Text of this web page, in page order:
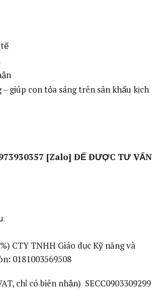
giúp con tỏa sáng trên sân khấu kịch
[Zalo] ĐỂ ĐƯỢC TƯ VẤN
CTY TNHH Giáo dục Kỹ năng và
0181003569508
chỉ có biên nhận) SECC0903309299